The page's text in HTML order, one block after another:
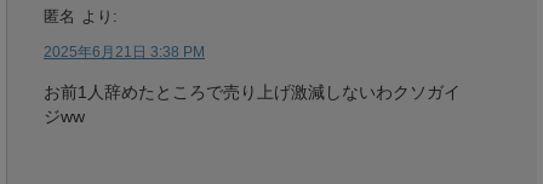
匿名 より:
2025年6月21日 3:38 PM
お前1人辞めたところで売り上げ激減しないわクソガイ
ジww